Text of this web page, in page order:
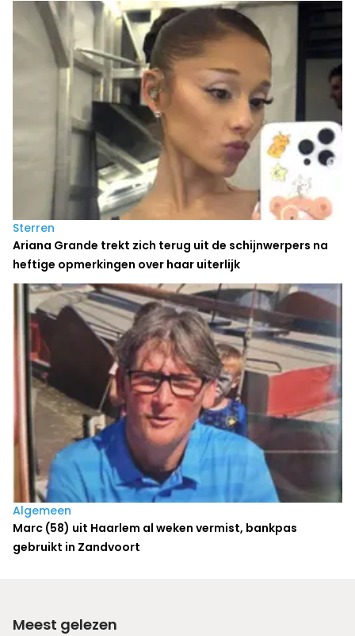
Sterren
Ariana Grande trekt zich terug uit de schijnwerpers na
heftige opmerkingen over haar uiterlijk
Algemeen
Marc (58) uit Haarlem al weken vermist, bankpas
gebruikt in Zandvoort
Meest gelezen